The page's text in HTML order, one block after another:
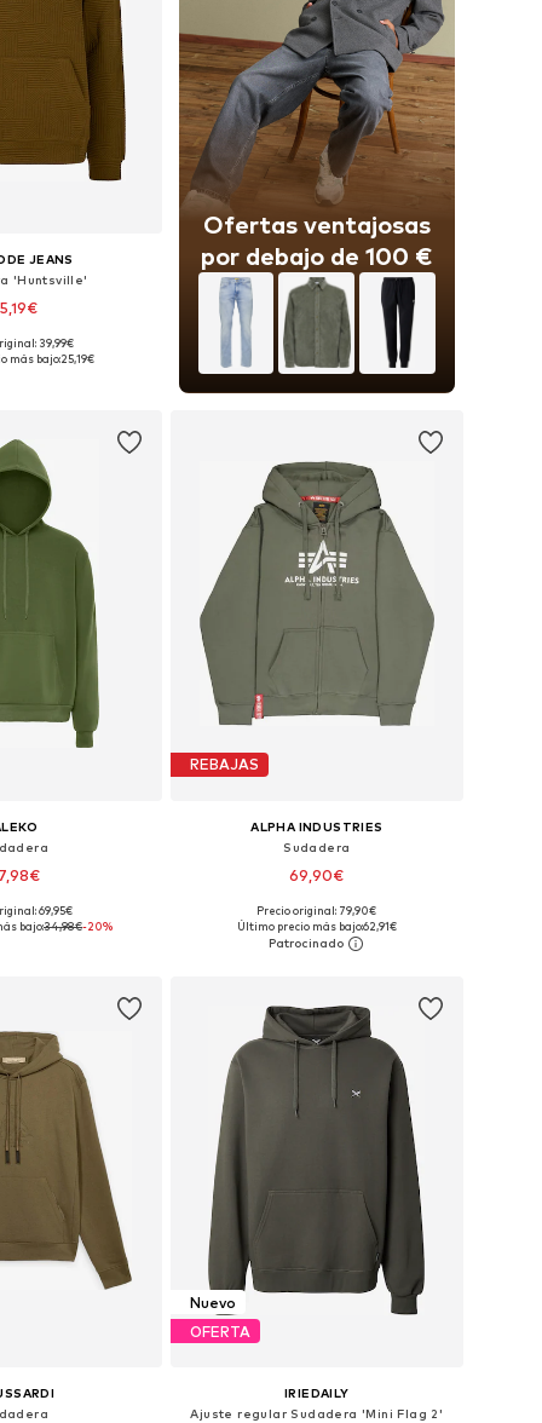
JEANS
'Huntsville'
XS, S, M, L, XL
39,99€
más bajo:25,19€
Ofertas ventajosas
por debajo de 100 €
+5
S, M, L, XL
69,95€
bajo:34,98€-20%
REBAJAS
ALPHA INDUSTRIES
Sudadera
69,90€
+2
Tallas disponibles: S, M, L
Añadir a la cesta
Precio original: 79,90€
Último precio más bajo:62,91€
Nuevo
OFERTA
IRIEDAILY
Ajuste regular Sudadera 'Mini Flag 2'